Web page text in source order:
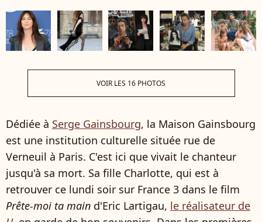
VOIR LES 16 PHOTOS
Dédiée à Serge Gainsbourg, la Maison Gainsbourg
est une institution culturelle située rue de
Verneuil à Paris. C'est ici que vivait le chanteur
jusqu'à sa mort. Sa fille Charlotte, qui est à
retrouver ce lundi soir sur France 3 dans le film
Prête-moi ta main d'Eric Lartigau, le réalisateur de